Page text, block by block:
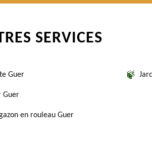
SERVICES
Guer
Guer
en rouleau Guer